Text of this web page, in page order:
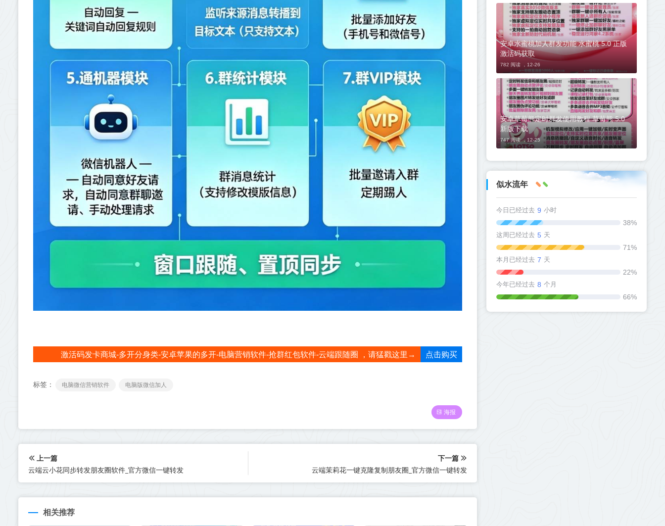
激活码发卡商城-多开分身类-安卓苹果的多开-电脑营销软件-抢群红包软件-云端跟随圈 ，请猛戳这里→ 点击购买
标签： 电脑微信营销软件 电脑版微信加人
海报
上一篇
云端云小花同步转发朋友圈软件_官方微信一键转发
下一篇
云端茉莉花一键克隆复制朋友圈_官方微信一键转发
相关推荐
安卓水蜜桃加人群发功能 水蜜桃 5.0 正版
激活码获取
782 阅读 ， 12-26
安卓草莓熊定时群发使用教程 草莓熊 5.0
新版下载
747 阅读 ， 12-25
似水流年
今日已经过去 9 小时
38%
这周已经过去 5 天
71%
本月已经过去 7 天
22%
今年已经过去 8 个月
66%